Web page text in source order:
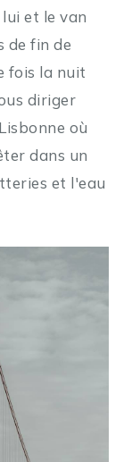
et le van
de fin de
fois la nuit
diriger
où
dans un
et l'eau